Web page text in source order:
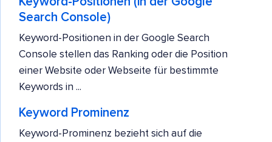
Search Console)
Keyword-Positionen in der Google Search
Console stellen das Ranking oder die Position
einer Website oder Webseite für bestimmte
Keywords in ...
Keyword Prominenz
Keyword-Prominenz bezieht sich auf die